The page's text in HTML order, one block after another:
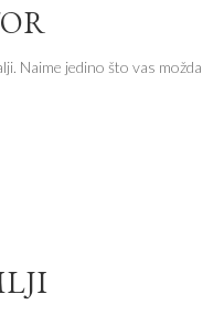
Naime jedino što vas možda